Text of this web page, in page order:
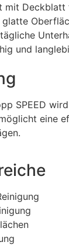
mit
und
SPEED
eine